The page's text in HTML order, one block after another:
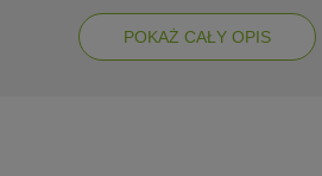
hialuronowego w skórze, dzięki
skóry, przywracając równowagę
POKAŻ CAŁY OPIS